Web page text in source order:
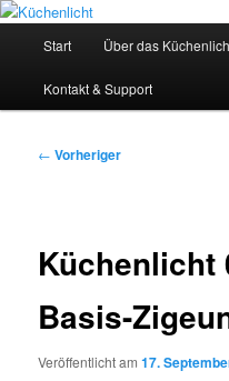
Zum
springenKüchenlicht
Der Mitkochpodcast
Start Über das
Kontakt & Support
Beitragsnavigation
← Vorheriger
Küchenlicht
Basis-
Veröffentlicht am17.